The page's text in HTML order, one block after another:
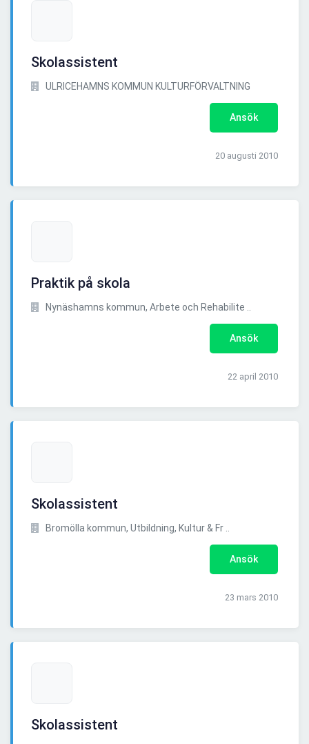
Skolassistent
ULRICEHAMNS KOMMUN KULTURFÖRVALTNING
Ansök
20 augusti 2010
Praktik på skola
Nynäshamns kommun, Arbete och Rehabilite ..
Ansök
22 april 2010
Skolassistent
Bromölla kommun, Utbildning, Kultur & Fr ..
Ansök
23 mars 2010
Skolassistent